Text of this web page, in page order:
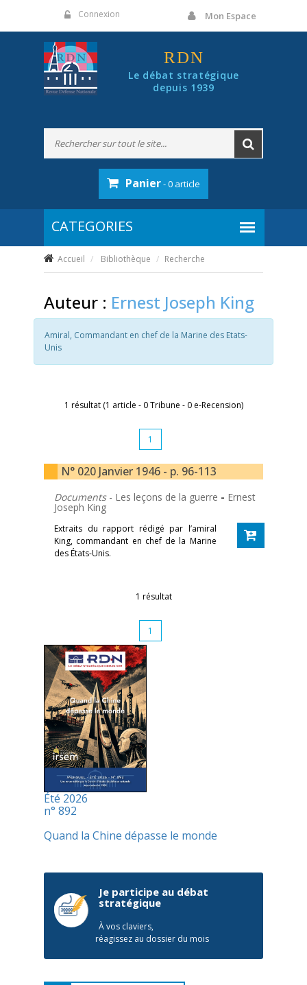
Connexion Mon Espace
RDN
Le débat stratégique
depuis 1939
Panier- 0 article
Accueil Bibliothèque Recherche
Auteur : Ernest Joseph King
Amiral, Commandant en chef de la Marine des Etats-
Unis
1 résultat (1 article - 0 Tribune - 0 e-Recension)
1
N° 020 Janvier 1946 - p. 96-113
Documents - Les leçons de la guerre - Ernest
Joseph King
Extraits du rapport rédigé par l’amiral
King, commandant en chef de la Marine
des États-Unis.
1 résultat
1
Été 2026
n° 892
Quand la Chine dépasse le monde
Je participe au débat
stratégique
À vos claviers,
réagissez au dossier du mois